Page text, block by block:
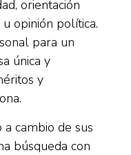
orientación
opinión política.
para un
única y
y
cambio de sus
búsqueda con